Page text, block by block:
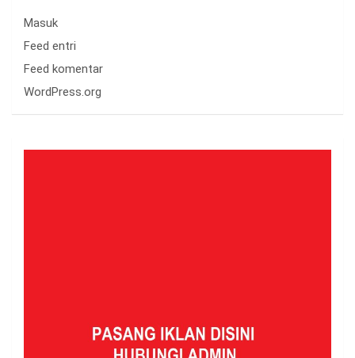
Masuk
Feed entri
Feed komentar
WordPress.org